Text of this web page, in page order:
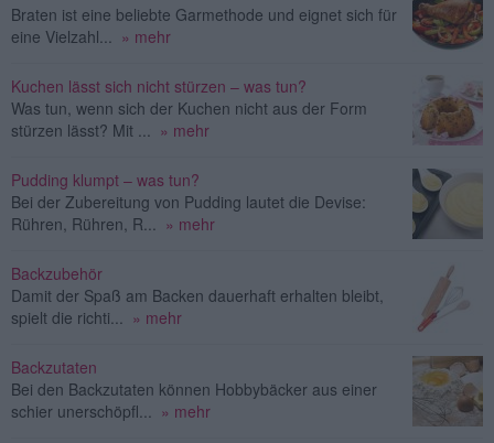
Braten ist eine beliebte Garmethode und eignet sich für
eine Vielzahl... » mehr
Kuchen lässt sich nicht stürzen – was tun?
Was tun, wenn sich der Kuchen nicht aus der Form
stürzen lässt? Mit ... » mehr
Pudding klumpt – was tun?
Bei der Zubereitung von Pudding lautet die Devise:
Rühren, Rühren, R... » mehr
Backzubehör
Damit der Spaß am Backen dauerhaft erhalten bleibt,
spielt die richti... » mehr
Backzutaten
Bei den Backzutaten können Hobbybäcker aus einer
schier unerschöpfl... » mehr